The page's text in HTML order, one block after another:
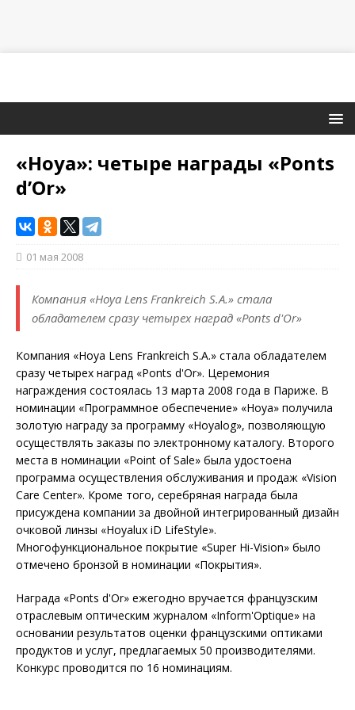
«Hoya»: четыре награды «Ponts
d’Or»
01 мая 2008
Компания «Hoya Lens Frankreich S.A.» стала
обладателем сразу четырех наград «Ponts d'Or»
Компания «Hoya Lens Frankreich S.A.» стала обладателем
сразу четырех наград «Ponts d'Or». Церемония
награждения состоялась 13 марта 2008 года в Париже. В
номинации «Программное обеспечение» «Hoya» получила
золотую награду за программу «Hoyalog», позволяющую
осуществлять заказы по электронному каталогу. Второго
места в номинации «Point of Sale» была удостоена
программа осуществления обслуживания и продаж «Vision
Care Center». Кроме того, серебряная награда была
присуждена компании за двойной интегрированный дизайн
очковой линзы «Hoyalux iD LifeStyle».
Многофункциональное покрытие «Super Hi-Vision» было
отмечено бронзой в номинации «Покрытия».
Награда «Ponts d'Or» ежегодно вручается французским
отраслевым оптическим журналом «Inform'Optique» на
основании результатов оценки французскими оптиками
продуктов и услуг, предлагаемых 50 производителями.
Конкурс проводится по 16 номинациям.